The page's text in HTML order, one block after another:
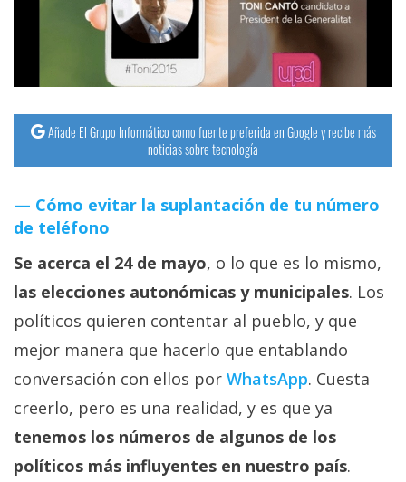
Trucos
Tutoriales
Ciberseguridad
Sistemas
operativos
Profesional
+
Más
temas
Añade El Grupo Informático como fuente preferida en Google y recibe más
noticias sobre tecnología
Cómo evitar la suplantación de tu número
de teléfono
Se acerca el 24 de mayo, o lo que es lo mismo,
las elecciones autonómicas y municipales. Los
políticos quieren contentar al pueblo, y que
mejor manera que hacerlo que entablando
conversación con ellos por WhatsApp. Cuesta
creerlo, pero es una realidad, y es que ya
tenemos los números de algunos de los
políticos más influyentes en nuestro país.